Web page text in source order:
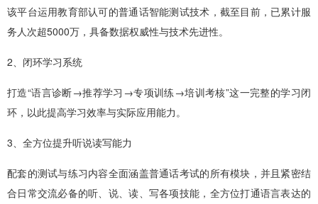
该平台运用教育部认可的普通话智能测试技术，截至目前，已累计服
务人次超5000万，具备数据权威性与技术先进性。
2、闭环学习系统
打造“语言诊断→推荐学习→专项训练→培训考核”这一完整的学习闭
环，以此提高学习效率与实际应用能力。
3、全方位提升听说读写能力
配套的测试与练习内容全面涵盖普通话考试的所有模块，并且紧密结
合日常交流必备的听、说、读、写各项技能，全方位打通语言表达的